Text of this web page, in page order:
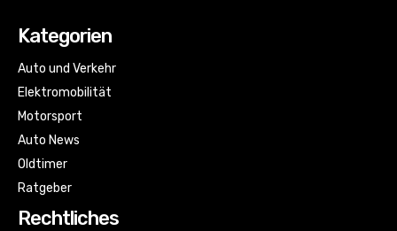
Kategorien
Auto und Verkehr
Elektromobilität
Motorsport
Auto News
Oldtimer
Ratgeber
Rechtliches